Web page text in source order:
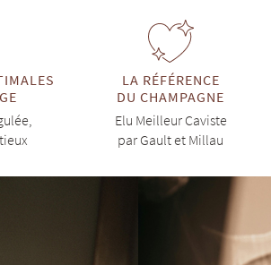
LA RÉFÉRENCE
DU CHAMPAGNE
Elu Meilleur Caviste
par Gault et Millau